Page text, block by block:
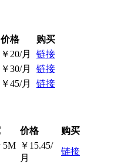
价格
购买
￥20/月
链接
￥30/月
链接
￥45/月 链接
价格 购买
5M
￥15.45/
月
链接